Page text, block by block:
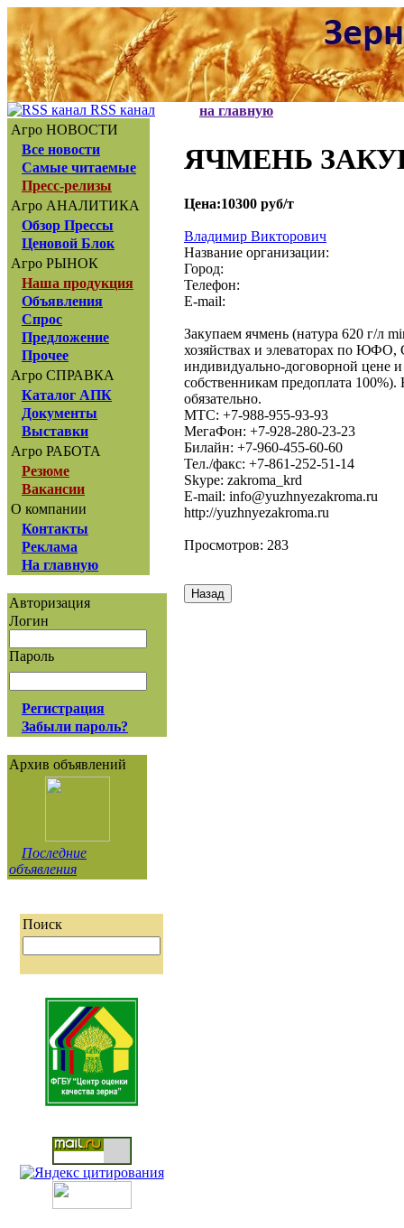
RSS канал
Агро НОВОСТИ
Все новости
Самые читаемые
Пресс-релизы
Агро АНАЛИТИКА
Обзор Прессы
Ценовой Блок
Агро РЫНОК
Наша продукция
Объявления
Спрос
Предложение
Прочее
Агро СПРАВКА
Каталог АПК
Документы
Выставки
Агро РАБОТА
Резюме
Вакансии
О компании
Контакты
Реклама
На главную
Авторизация
Логин
Пароль
Регистрация
Забыли пароль?
Архив объявлений
Последние
объявления
Поиск
на главную
ЯЧМЕНЬ
Цена:10300 руб/т
Владимир Викторович
Название организации:
Город:
Телефон:
E-mail:
Закупаем ячмень (натура 620 г/л
хозяйствах и элеваторах по
индивидуально-договорной цене
собственникам предоплата
обязательно.
МТС: +7-988-955-93-93
МегаФон: +7-928-280-23-23
Билайн: +7-960-455-60-60
Тел./факс: +7-861-252-51-14
Skype: zakroma_krd
E-mail: info@yuzhnyezakroma.ru
http://yuzhnyezakroma.ru
Просмотров: 283